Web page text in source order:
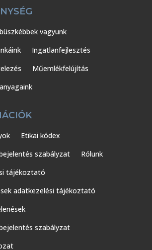
vagyunk
Ingatlanfejlesztés
Műemlékfelújítás
Etikai kódex
szabályzat
Rólunk
tájékoztató
adatkezelési tájékoztató
szabályzat